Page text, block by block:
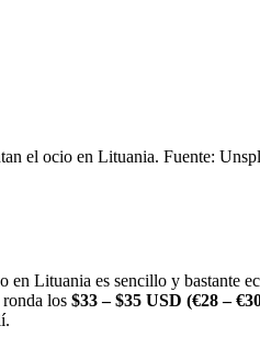
el ocio en Lituania. Fuente:
en Lituania es sencillo y bastante
los $33 – $35 USD (€28 –